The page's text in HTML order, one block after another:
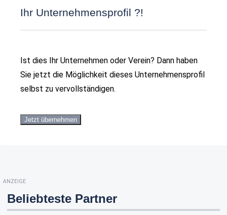
Ihr Unternehmensprofil ?!
Ist dies Ihr Unternehmen oder Verein? Dann haben
Sie jetzt die Möglichkeit dieses Unternehmensprofil
selbst zu vervollständigen.
Jetzt übernehmen
ANZEIGE
Beliebteste Partner